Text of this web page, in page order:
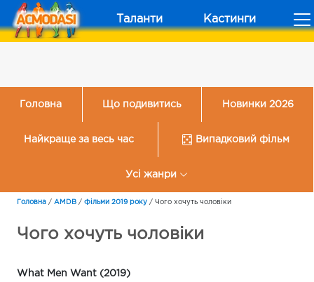
Таланти Кастинги
Головна Що подивитись Новинки 2026
Найкраще за весь час Випадковий фільм
Усі жанри
Головна / AMDB / Фільми 2019 року / Чого хочуть чоловіки
Чого хочуть чоловіки
What Men Want (2019)